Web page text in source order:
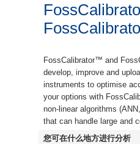
FossCalibrator™ and
develop, improve and
instruments to optimise
your options with
non-linear algorithms
that can handle large and
您可在什么地方进行分析